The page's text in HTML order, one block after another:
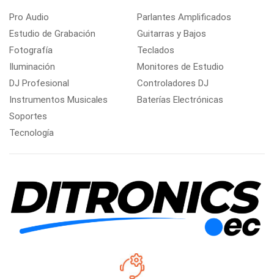
Pro Audio
Estudio de Grabación
Fotografía
Iluminación
DJ Profesional
Instrumentos Musicales
Soportes
Tecnología
Parlantes Amplificados
Guitarras y Bajos
Teclados
Monitores de Estudio
Controladores DJ
Baterías Electrónicas